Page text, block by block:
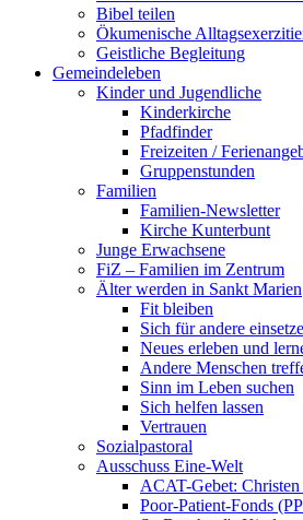
Bibel teilen
Ökumenische
Geistliche Begleitung
Gemeindeleben
Kinder und Jugendliche
Kinderkirche
Pfadfinder
Freizeiten /
Gruppenstunden
Familien
Familien-Newsletter
Kirche Kunterbunt
Junge Erwachsene
FiZ – Familien im Zentrum
Älter werden in Sankt Marien
Fit bleiben
Sich für andere
Neues erleben und
Andere Menschen
Sinn im Leben suchen
Sich helfen lassen
Vertrauen
Sozialpastoral
Ausschuss Eine-Welt
ACAT-Gebet:
Poor-Patient-Fonds